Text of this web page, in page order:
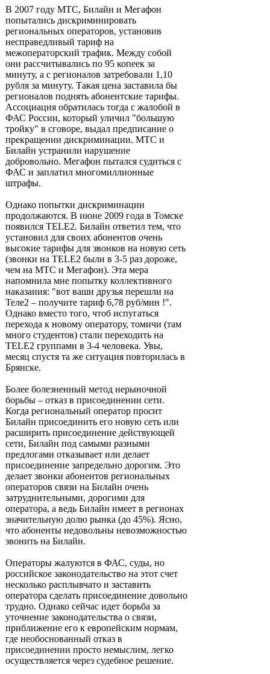
В 2007 году МТС, Билайн и Мегафон
попытались дискриминировать
региональных операторов, установив
несправедливый тариф на
межоператорский трафик. Между собой
они рассчитывались по 95 копеек за
минуту, а с регионалов затребовали 1,10
рубля за минуту. Такая цена заставила бы
регионалов поднять абонентские тарифы.
Ассоциация обратилась тогда с жалобой в
ФАС России, который уличил "большую
тройку" в сговоре, выдал предписание о
прекращении дискриминации. МТС и
Билайн устранили нарушение
добровольно. Мегафон пытался судиться с
ФАС и заплатил многомиллионные
штрафы.
Однако попытки дискриминации
продолжаются. В июне 2009 года в Томске
появился TELE2. Билайн ответил тем, что
установил для своих абонентов очень
высокие тарифы для звонков на новую сеть
(звонки на TELE2 были в 3-5 раз дороже,
чем на МТС и Мегафон). Эта мера
напомнила мне попытку коллективного
наказания: "вот ваши друзья перешли на
Теле2 – получите тариф 6,78 руб/мин !".
Однако вместо того, чтоб испугаться
перехода к новому оператору, томичи (там
много студентов) стали переходить на
TELE2 группами в 3-4 человека. Увы,
месяц спустя та же ситуация повторилась в
Брянске.
Более болезненный метод нерыночной
борьбы – отказ в присоединении сети.
Когда региональный оператор просит
Билайн присоединить его новую сеть или
расширить присоединение действующей
сети, Билайн под самыми разными
предлогами отказывает или делает
присоединение запредельно дорогим. Это
делает звонки абонентов региональных
операторов связи на Билайн очень
затруднительными, дорогими для
оператора, а ведь Билайн имеет в регионах
значительную долю рынка (до 45%). Ясно,
что абоненты недовольны невозможностью
звонить на Билайн.
Операторы жалуются в ФАС, суды, но
российское законодательство на этот счет
несколько расплывчато и заставить
оператора сделать присоединение довольно
трудно. Однако сейчас идет борьба за
уточнение законодательства о связи,
приближение его к европейским нормам,
где необоснованный отказ в
присоединении просто немыслим, легко
осуществляется через судебное решение.